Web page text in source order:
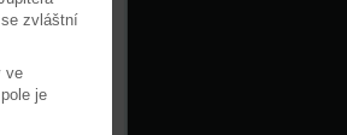
zvláštní
ve
je